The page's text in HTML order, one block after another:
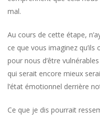
mal.
Au cours de cette étape,
ce que vous imaginez
pour nous d’être
qui serait encore mieux
l’état émotionnel derrière
Ce que je dis pourrait